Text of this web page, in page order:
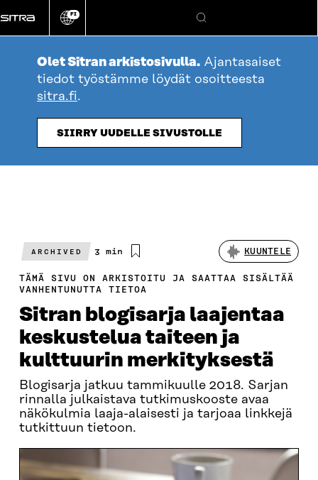
suoraan
sisältöön
Vaihda
kieli
FI
Hae
Olet Sitran arkistosivulla. Ajantasaiset
tiedot työstämme löydät osoitteesta
sitra.fi.
SIIRRY UUDELLE SIVUSTOLLE
ARCHIVED
Arvioitu
3 min KUUNTELE
TÄMÄ SIVU ON ARKISTOITU JA SAATTAA SISÄLTÄÄ
VANHENTUNUTTA TIETOA
Sitran blogisarja laajentaa
keskustelua taiteen ja
kulttuurin merkityksestä
Blogisarja jatkuu tammikuulle 2018. Sarjan
rinnalla julkaistava tutkimuskooste avaa
näkökulmia laaja-alaisesti ja tarjoaa linkkejä
tutkittuun tietoon.